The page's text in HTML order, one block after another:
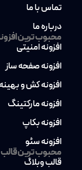
تماس با ما
درباره ما
محبوب ترین
افزونه امنیتی
افزونه صفحه ساز
افزونه کش و
افزونه مارکتینگ
افزونه بکاپ
افزونه سئو
محبوب ترین
قالب وبلاگ